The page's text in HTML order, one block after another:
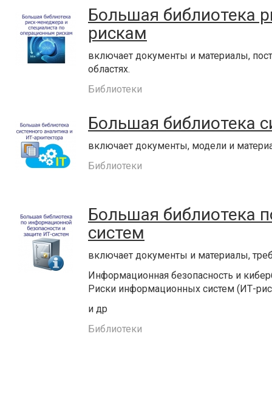
Большая библиотека
рискам
включает документы и материалы,
областях.
Библиотеки
Большая библиотека
включает документы, модели и
Библиотеки
Большая библиотека
систем
включает документы и материалы,
Информационная безопасность и
Риски информационных систем (ИТ-
и др
Библиотеки